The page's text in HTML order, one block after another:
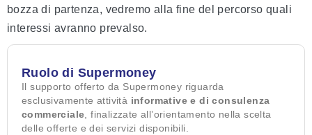
bozza di partenza, vedremo alla fine del percorso quali
interessi avranno prevalso.
Ruolo di Supermoney
Il supporto offerto da Supermoney riguarda
esclusivamente attività informative e di consulenza
commerciale , finalizzate all’orientamento nella scelta
delle offerte e dei servizi disponibili.